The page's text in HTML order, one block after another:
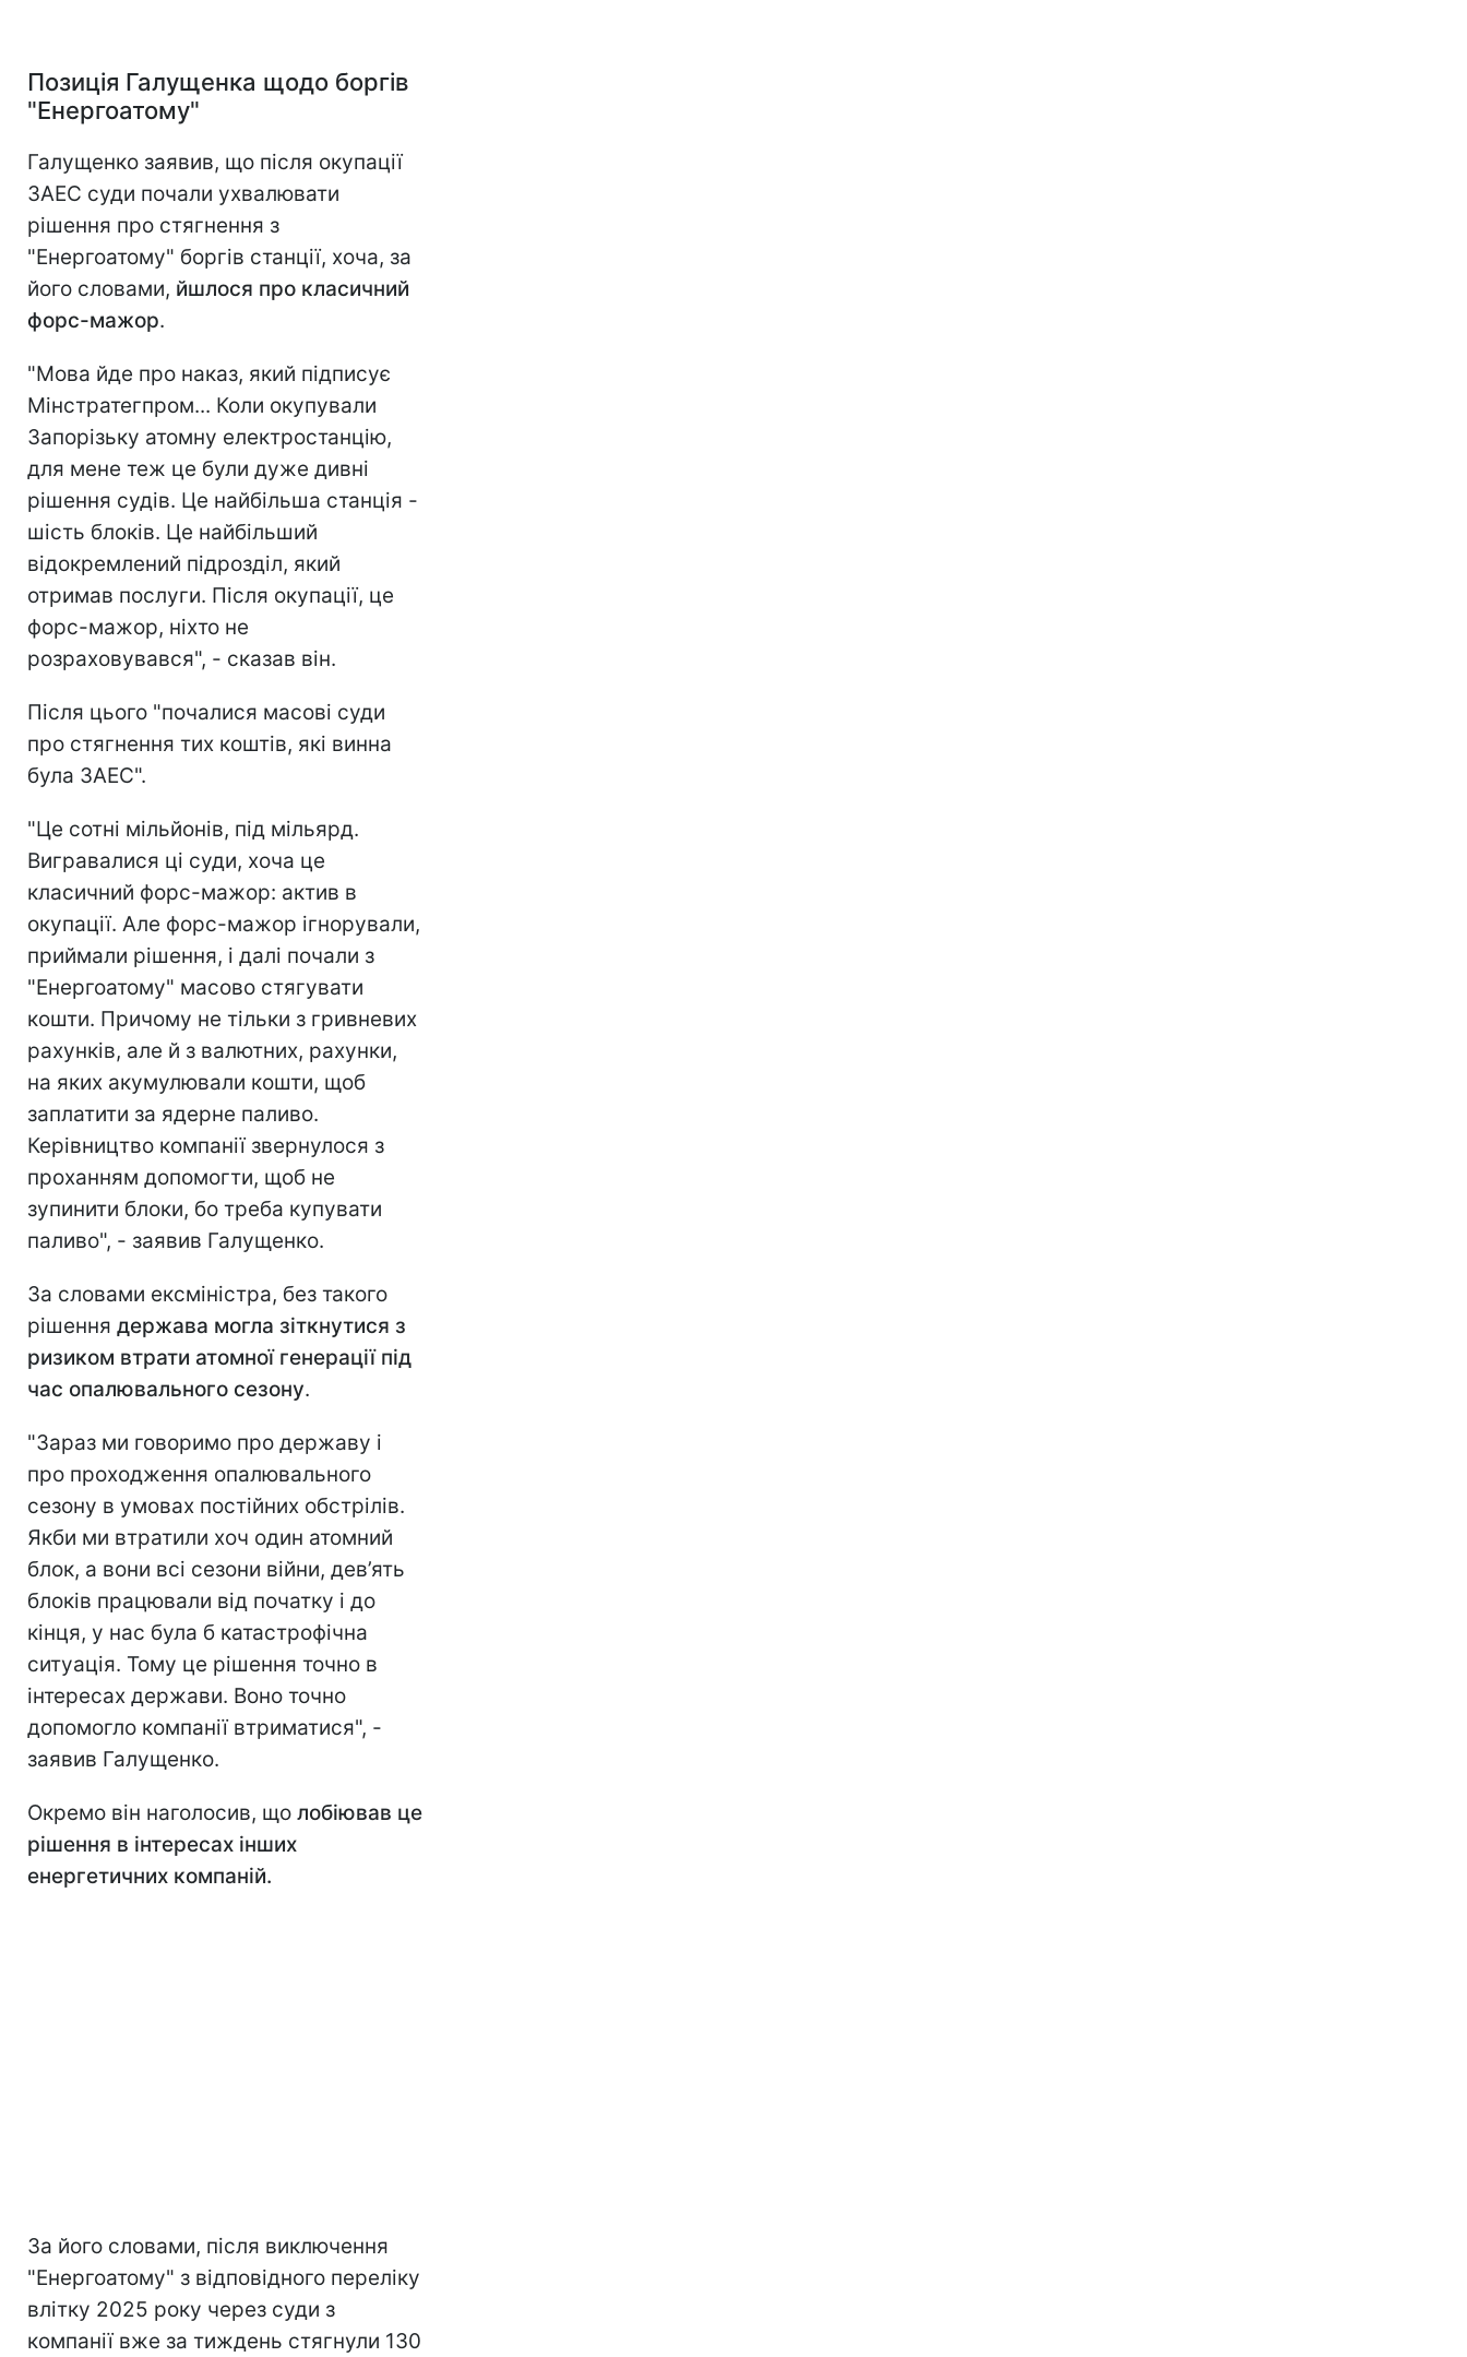
Позиція Галущенка щодо боргів
"Енергоатому"
Галущенко заявив, що після окупації
ЗАЕС суди почали ухвалювати
рішення про стягнення з
"Енергоатому" боргів станції, хоча, за
його словами, йшлося про класичний
форс-мажор.
"Мова йде про наказ, який підписує
Мінстратегпром... Коли окупували
Запорізьку атомну електростанцію,
для мене теж це були дуже дивні
рішення судів. Це найбільша станція -
шість блоків. Це найбільший
відокремлений підрозділ, який
отримав послуги. Після окупації, це
форс-мажор, ніхто не
розраховувався", - сказав він.
Після цього "почалися масові суди
про стягнення тих коштів, які винна
була ЗАЕС".
"Це сотні мільйонів, під мільярд.
Вигравалися ці суди, хоча це
класичний форс-мажор: актив в
окупації. Але форс-мажор ігнорували,
приймали рішення, і далі почали з
"Енергоатому" масово стягувати
кошти. Причому не тільки з гривневих
рахунків, але й з валютних, рахунки,
на яких акумулювали кошти, щоб
заплатити за ядерне паливо.
Керівництво компанії звернулося з
проханням допомогти, щоб не
зупинити блоки, бо треба купувати
паливо", - заявив Галущенко.
За словами ексміністра, без такого
рішення держава могла зіткнутися з
ризиком втрати атомної генерації під
час опалювального сезону.
"Зараз ми говоримо про державу і
про проходження опалювального
сезону в умовах постійних обстрілів.
Якби ми втратили хоч один атомний
блок, а вони всі сезони війни, дев’ять
блоків працювали від початку і до
кінця, у нас була б катастрофічна
ситуація. Тому це рішення точно в
інтересах держави. Воно точно
допомогло компанії втриматися", -
заявив Галущенко.
Окремо він наголосив, що лобіював це
рішення в інтересах інших
енергетичних компаній.
За його словами, після виключення
"Енергоатому" з відповідного переліку
влітку 2025 року через суди з
компанії вже за тиждень стягнули 130